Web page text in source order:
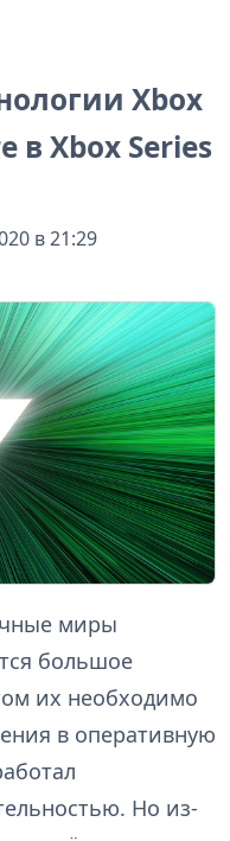
Xbox
в Xbox Series
в 21:29
миры
большое
их необходимо
в оперативную
Но из-